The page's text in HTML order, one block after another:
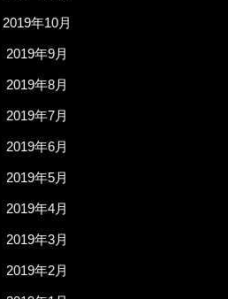
2019年10月
2019年9月
2019年8月
2019年7月
2019年6月
2019年5月
2019年4月
2019年3月
2019年2月